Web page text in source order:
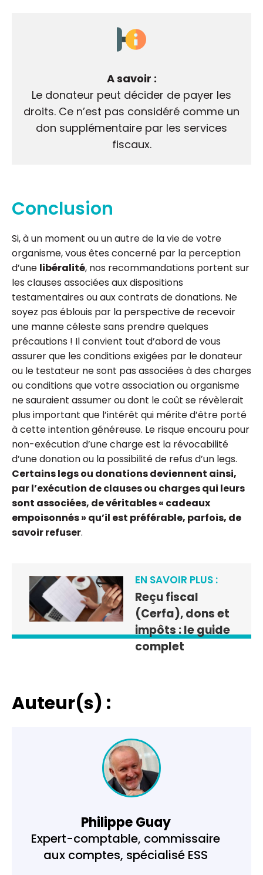
A savoir :
Le donateur peut décider de payer les
droits. Ce n’est pas considéré comme un
don supplémentaire par les services
fiscaux.
Conclusion
Si, à un moment ou un autre de la vie de votre
organisme, vous êtes concerné par la perception
d’une libéralité, nos recommandations portent sur
les clauses associées aux dispositions
testamentaires ou aux contrats de donations. Ne
soyez pas éblouis par la perspective de recevoir
une manne céleste sans prendre quelques
précautions ! Il convient tout d’abord de vous
assurer que les conditions exigées par le donateur
ou le testateur ne sont pas associées à des charges
ou conditions que votre association ou organisme
ne sauraient assumer ou dont le coût se révèlerait
plus important que l’intérêt qui mérite d’être porté
à cette intention généreuse. Le risque encouru pour
non-exécution d’une charge est la révocabilité
d’une donation ou la possibilité de refus d’un legs.
Certains legs ou donations deviennent ainsi,
par l’exécution de clauses ou charges qui leurs
sont associées, de véritables « cadeaux
empoisonnés » qu’il est préférable, parfois, de
savoir refuser.
EN SAVOIR PLUS :
Reçu fiscal
(Cerfa), dons et
impôts : le guide
complet
Auteur(s) :
Philippe Guay
Expert-comptable, commissaire
aux comptes, spécialisé ESS